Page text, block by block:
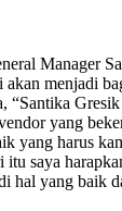
Manager
menjadi
“Santika
yang
yang harus
saya
hal yang baik